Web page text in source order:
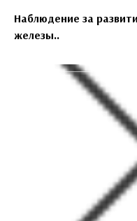
Наблюдение за
железы..